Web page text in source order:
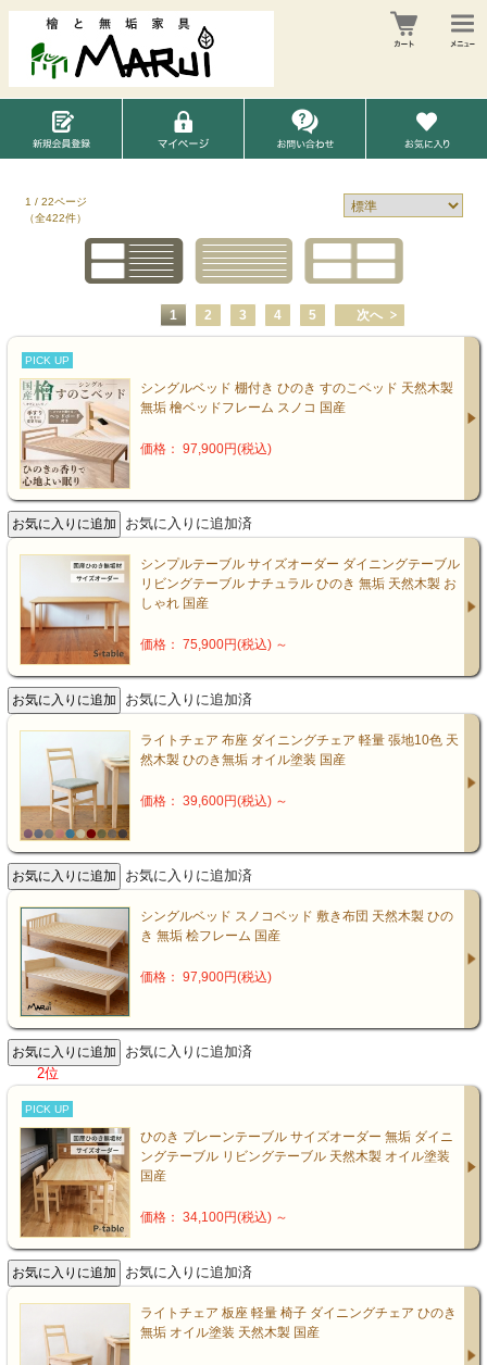
1 / 22ページ
（全422件）
1 2 3 4 5 次へ
PICK UP
シングルベッド 棚付き ひのき すのこベッド 天然木製
無垢 檜ベッドフレーム スノコ 国産
価格： 97,900円(税込)
お気に入りに追加済
シンプルテーブル サイズオーダー ダイニングテーブル
リビングテーブル ナチュラル ひのき 無垢 天然木製 お
しゃれ 国産
価格： 75,900円(税込) ～
お気に入りに追加済
ライトチェア 布座 ダイニングチェア 軽量 張地10色 天
然木製 ひのき無垢 オイル塗装 国産
価格： 39,600円(税込) ～
お気に入りに追加済
シングルベッド スノコベッド 敷き布団 天然木製 ひの
き 無垢 桧フレーム 国産
価格： 97,900円(税込)
お気に入りに追加済
2位
PICK UP
ひのき プレーンテーブル サイズオーダー 無垢 ダイニ
ングテーブル リビングテーブル 天然木製 オイル塗装
国産
価格： 34,100円(税込) ～
お気に入りに追加済
ライトチェア 板座 軽量 椅子 ダイニングチェア ひのき
無垢 オイル塗装 天然木製 国産